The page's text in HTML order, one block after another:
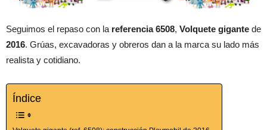
Seguimos el repaso con la referencia 6508, Volquete gigante de
2016. Grúas, excavadoras y obreros dan a la marca su lado más
realista y cotidiano.
Índice